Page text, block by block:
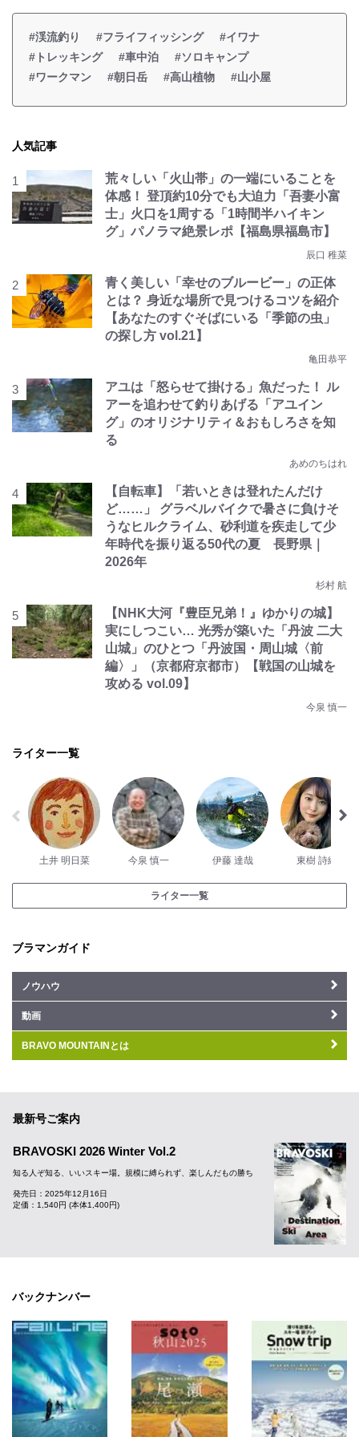
#渓流釣り #フライフィッシング
#イワナ
#トレッキング
#車中泊
#ソロキャンプ
#ワークマン
#朝日岳 #高山植物 #山小屋
人気記事
荒々しい「火山帯」の一端にいることを
体感！ 登頂約10分でも大迫力「吾妻小富
士」火口を1周する「1時間半ハイキン
グ」パノラマ絶景レポ【福島県福島市】
辰口 稚菜
青く美しい「幸せのブルービー」の正体
とは？ 身近な場所で見つけるコツを紹介
【あなたのすぐそばにいる「季節の虫」
の探し方 vol.21】
亀田恭平
アユは「怒らせて掛ける」魚だった！ ル
アーを追わせて釣りあげる「アユイン
グ」のオリジナリティ＆おもしろさを知
る
あめのちはれ
【自転車】「若いときは登れたんだけ
ど……」 グラベルバイクで暑さに負けそ
うなヒルクライム、砂利道を疾走して少
年時代を振り返る50代の夏 長野県｜
2026年
杉村 航
【NHK大河『豊臣兄弟！』ゆかりの城】
実にしつこい… 光秀が築いた「丹波 二大
山城」のひとつ「丹波国・周山城〈前
編〉」（京都府京都市）【戦国の山城を
攻める vol.09】
今泉 慎一
ライター一覧
土井 明日菜 今泉 慎一 伊藤 達哉 東樹 詩織
ライター一覧
ブラマンガイド
ノウハウ
動画
BRAVO MOUNTAINとは
最新号ご案内
BRAVOSKI 2026 Winter Vol.2
知る人ぞ知る、いいスキー場。規模に縛られず、楽しんだもの勝ち
発売日：2025年12月16日
定価：1,540円 (本体1,400円)
バックナンバー